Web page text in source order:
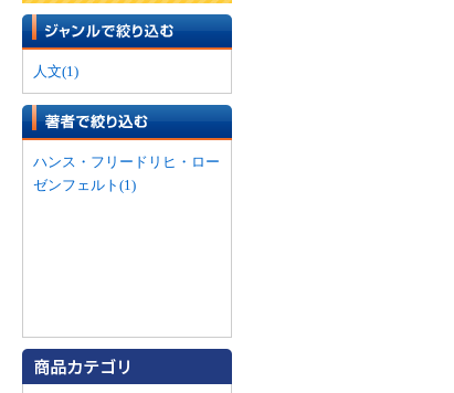
人文(1)
ハンス・フリードリヒ・ロー
ゼンフェルト(1)